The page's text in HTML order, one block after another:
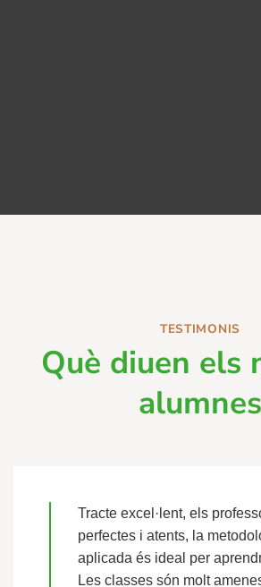
TESTIMONIS
Què diuen els
alumnes
Tracte excel·lent, els
perfectes i atents, la
aplicada és ideal per
Les classes són molt